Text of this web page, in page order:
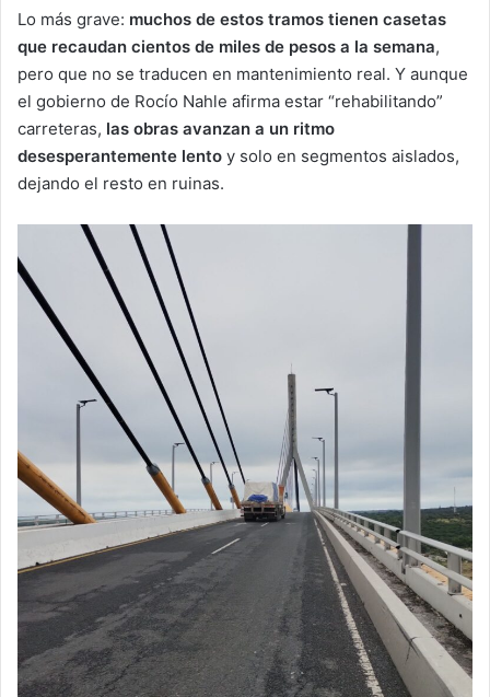
Lo más grave: muchos de estos tramos tienen casetas
que recaudan cientos de miles de pesos a la semana,
pero que no se traducen en mantenimiento real. Y aunque
el gobierno de Rocío Nahle afirma estar “rehabilitando”
carreteras, las obras avanzan a un ritmo
desesperantemente lento y solo en segmentos aislados,
dejando el resto en ruinas.